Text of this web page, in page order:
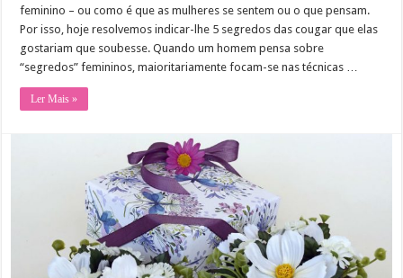
feminino – ou como é que as mulheres se sentem ou o que pensam.
Por isso, hoje resolvemos indicar-lhe 5 segredos das cougar que elas
gostariam que soubesse. Quando um homem pensa sobre
“segredos” femininos, maioritariamente focam-se nas técnicas …
Ler Mais »